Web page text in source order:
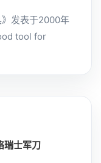
发表于2000年
tool for
瑞士军刀